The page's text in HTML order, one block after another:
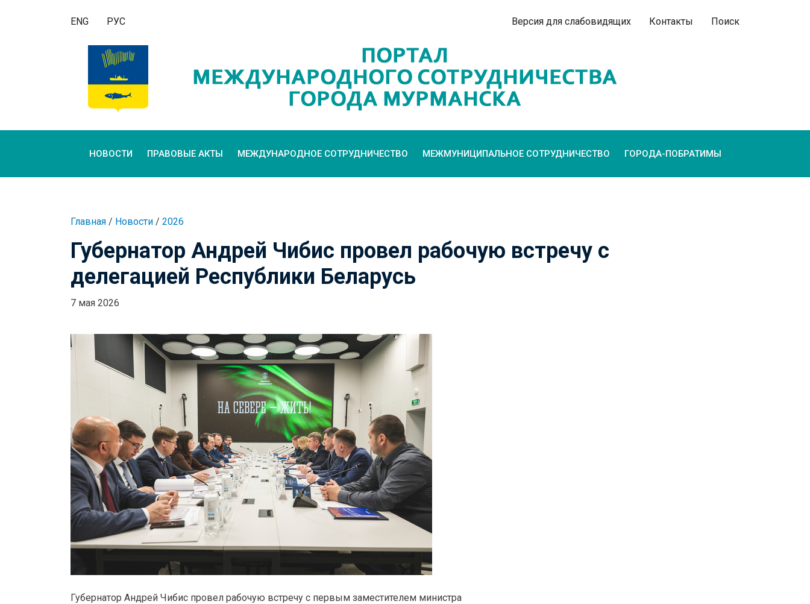
ENG РУС Версия для слабовидящих Контакты Поиск
НОВОСТИ ПРАВОВЫЕ АКТЫ МЕЖДУНАРОДНОЕ СОТРУДНИЧЕСТВО МЕЖМУНИЦИПАЛЬНОЕ СОТРУДНИЧЕСТВО ГОРОДА-ПОБРАТИМЫ
Главная / Новости / 2026
Губернатор Андрей Чибис провел рабочую встречу с
делегацией Республики Беларусь
7 мая 2026
Губернатор Андрей Чибис провел рабочую встречу с первым заместителем министра